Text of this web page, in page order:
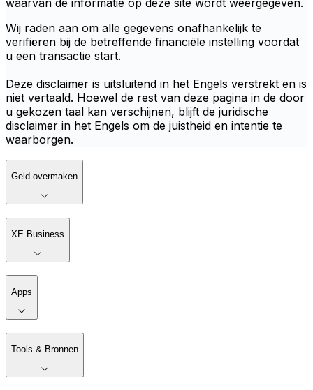
waarvan de informatie op deze site wordt weergegeven.
Wij raden aan om alle gegevens onafhankelijk te
verifiëren bij de betreffende financiële instelling voordat
u een transactie start.
Deze disclaimer is uitsluitend in het Engels verstrekt en is
niet vertaald. Hoewel de rest van deze pagina in de door
u gekozen taal kan verschijnen, blijft de juridische
disclaimer in het Engels om de juistheid en intentie te
waarborgen.
Geld overmaken
XE Business
Apps
Tools & Bronnen